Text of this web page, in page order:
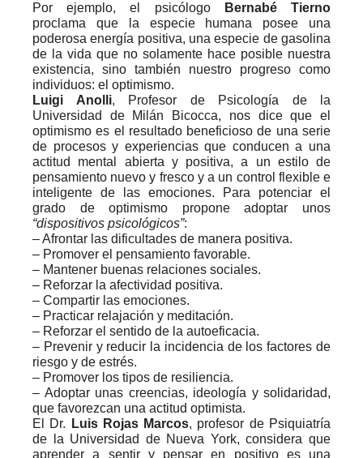
Por ejemplo, el psicólogo
Bernabé Tierno
proclama que la especie humana posee una
poderosa energía positiva, una especie de gasolina
de la vida que no solamente hace posible nuestra
existencia, sino también nuestro progreso como
individuos: el optimismo.
Luigi Anolli, Profesor de Psicología de la
Universidad de Milán Bicocca, nos dice que el
optimismo es el resultado beneficioso de una serie
de procesos y experiencias que conducen a una
actitud mental abierta y positiva, a un estilo de
pensamiento nuevo y fresco y a un control flexible e
inteligente de las emociones. Para potenciar el
grado de optimismo propone adoptar unos
“dispositivos psicológicos”:
– Afrontar las dificultades de manera positiva.
– Promover el pensamiento favorable.
– Mantener buenas relaciones sociales.
– Reforzar la afectividad positiva.
– Compartir las emociones.
– Practicar relajación y meditación.
– Reforzar el sentido de la autoeficacia.
– Prevenir y reducir la incidencia de los factores de
riesgo y de estrés.
– Promover los tipos de resiliencia.
– Adoptar unas creencias, ideología y solidaridad,
que favorezcan una actitud optimista.
El Dr.
Luis Rojas Marcos, profesor de Psiquiatría
de la Universidad de Nueva York, considera que
aprender a sentir y pensar en positivo es una